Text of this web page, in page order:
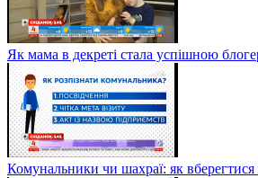
Як мама в декреті стала успішною
Комунальники чи шахраї: як вберегтися